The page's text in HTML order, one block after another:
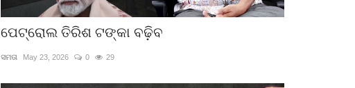
ପେଟ୍ରୋଲ ତିରିଶ ଟଙ୍କା ବଢ଼ିବ
ସମତା May 23, 2026 0 29